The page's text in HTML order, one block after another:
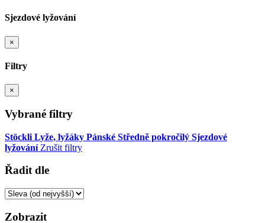
Sjezdové lyžování
×
Filtry
×
Vybrané filtry
Stöckli Lyže, lyžáky Pánské Středně pokročilý Sjezdové
lyžování Zrušit filtry
Řadit dle
Zobrazit